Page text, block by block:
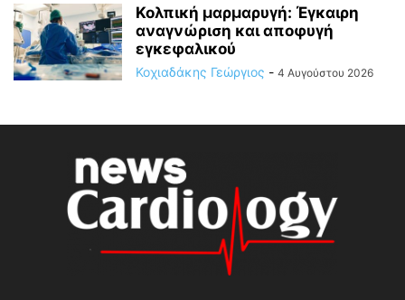
Κολπική μαρμαρυγή: Έγκαιρη
αναγνώριση και αποφυγή
εγκεφαλικού
Κοχιαδάκης Γεώργιος - 4 Αυγούστου 2026